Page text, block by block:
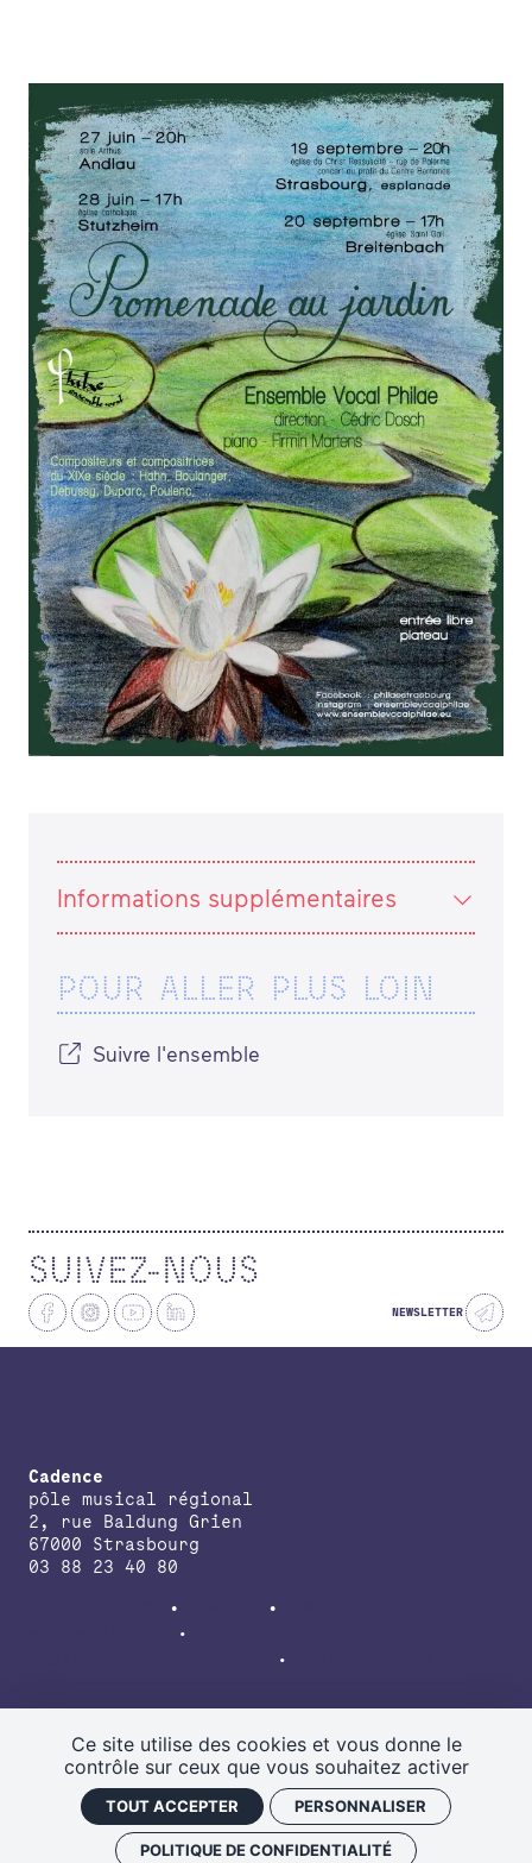
Ce site utilise des cookies et vous donne le
contrôle sur ceux que vous souhaitez activer
TOUT ACCEPTER PERSONNALISER
POLITIQUE DE CONFIDENTIALITÉ
Informations supplémentaires
POUR ALLER PLUS LOIN
Suivre l'ensemble
SUIVEZ-NOUS
NEWSLETTER
Cadence
pôle musical régional
2, rue Baldung Grien
67000 Strasbourg
03 88 23 40 80
Grand Est, de la Région Grand Est, de la Collectivité européenne
ATELIERS
RENCONTRES
ACCOMPAGNEMENT
ACTIONS ARTISTIQUES
RESSOURCES
QUI SOMMES-NOUS ?
THÉMATIQUES
RECHERCHE
CONTACT
AGENDA
PETITES ANNONCES ET OFFRES D'EMPLOI
ANNUAIRE
ESPACE MEMBRE
ACTUALITÉS
NEWSLETTER